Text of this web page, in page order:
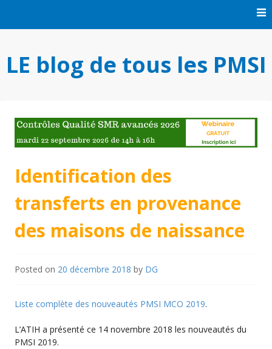
LE blog de tous les PMSI
Identification des
transferts en provenance
des maisons de naissance
Posted on 20 décembre 2018 by DG
Liste complète des nouveautés PMSI MCO 2019.
L’ATIH a présenté ce 14 novembre 2018 les nouveautés du
PMSI 2019.